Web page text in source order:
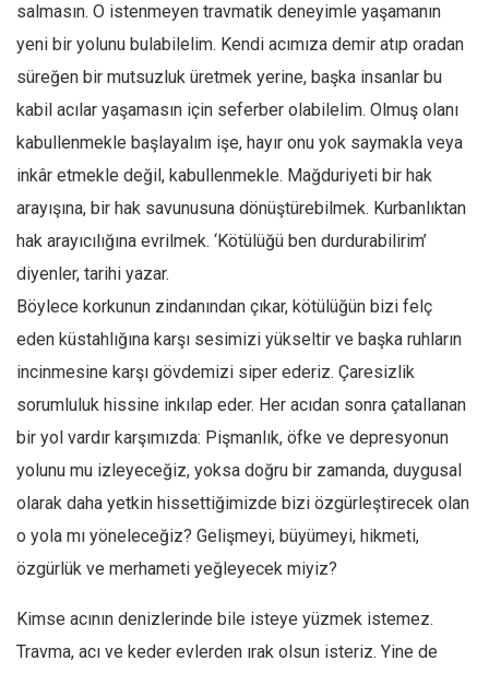
Avrupa
Asya
Afrika
İslam Dünyası
Avustralya
Tarih
Düşünce
Dosyalar
salmasın. O istenmeyen travmatik deneyimle yaşamanın
yeni bir yolunu bulabilelim. Kendi acımıza demir atıp oradan
süreğen bir mutsuzluk üretmek yerine, başka insanlar bu
kabil acılar yaşamasın için seferber olabilelim. Olmuş olanı
kabullenmekle başlayalım işe, hayır onu yok saymakla veya
inkâr etmekle değil, kabullenmekle. Mağduriyeti bir hak
arayışına, bir hak savunusuna dönüştürebilmek. Kurbanlıktan
hak arayıcılığına evrilmek. ‘Kötülüğü ben durdurabilirim’
diyenler, tarihi yazar.
Böylece korkunun zindanından çıkar, kötülüğün bizi felç
eden küstahlığına karşı sesimizi yükseltir ve başka ruhların
incinmesine karşı gövdemizi siper ederiz. Çaresizlik
sorumluluk hissine inkılap eder. Her acıdan sonra çatallanan
bir yol vardır karşımızda: Pişmanlık, öfke ve depresyonun
yolunu mu izleyeceğiz, yoksa doğru bir zamanda, duygusal
olarak daha yetkin hissettiğimizde bizi özgürleştirecek olan
o yola mı yöneleceğiz? Gelişmeyi, büyümeyi, hikmeti,
özgürlük ve merhameti yeğleyecek miyiz?
Kimse acının denizlerinde bile isteye yüzmek istemez.
Travma, acı ve keder evlerden ırak olsun isteriz. Yine de